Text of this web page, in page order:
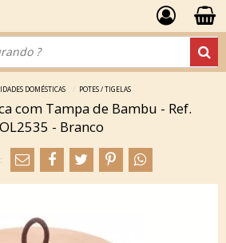
DOMÉSTICAS POTES / TIGELAS
com Tampa de Bambu - Ref.
- Branco